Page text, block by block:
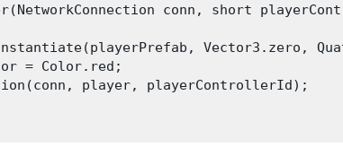
conn, short
Vector3.zero,
= Color.red;
player, playerControllerId);